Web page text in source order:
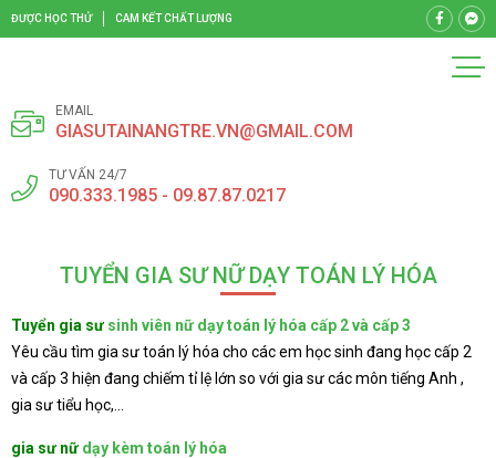
ĐƯỢC HỌC THỬ CAM KẾT CHẤT LƯỢNG
EMAIL
GIASUTAINANGTRE.VN@GMAIL.COM
TƯ VẤN 24/7
090.333.1985 - 09.87.87.0217
TUYỂN GIA SƯ NỮ DẠY TOÁN LÝ HÓA
Tuyển gia sư sinh viên nữ dạy toán lý hóa cấp 2 và cấp 3
Yêu cầu tìm gia sư toán lý hóa cho các em học sinh đang học cấp 2
và cấp 3 hiện đang chiếm tỉ lệ lớn so với gia sư các môn tiếng Anh ,
gia sư tiểu học,…
gia sư nữ dạy kèm toán lý hóa